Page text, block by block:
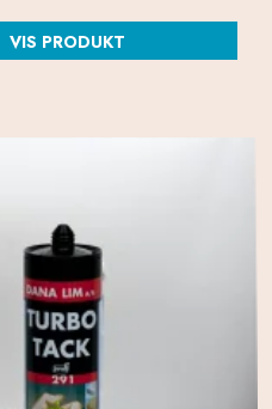
VIS PRODUKT